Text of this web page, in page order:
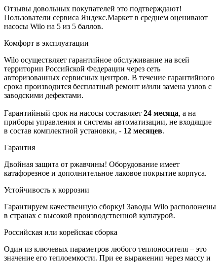
Отзывы довольных покупателей это подтверждают!
Пользователи сервиса Яндекс.Маркет в среднем оценивают
насосы Wilo на 5 из 5 баллов.
Комфорт в эксплуатации
Wilo осуществляет гарантийное обслуживание на всей
территории Российской Федерации через сеть
авторизованных сервисных центров. В течение гарантийного
срока производится бесплатный ремонт и/или замена узлов с
заводскими дефектами.
Гарантийный срок на насосы составляет 24 месяца, а на
приборы управления и системы автоматизации, не входящие
в состав комплектной установки, - 12 месяцев.
Гарантия
Двойная защита от ржавчины! Оборудование имеет
катафорезное и дополнительное лаковое покрытие корпуса.
Устойчивость к коррозии
Гарантируем качественную сборку! Заводы Wilo расположены
в странах с высокой производственной культурой.
Российская или корейская сборка
Один из ключевых параметров любого теплоносителя – это
значение его теплоемкости. При ее выражении через массу и